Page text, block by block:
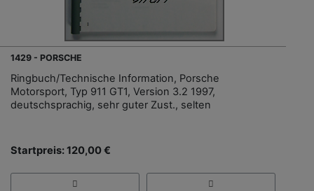
1429 - PORSCHE
Ringbuch/Technische Information, Porsche
Motorsport, Typ 911 GT1, Version 3.2 1997,
deutschsprachig, sehr guter Zust., selten
Startpreis: 120,00 €